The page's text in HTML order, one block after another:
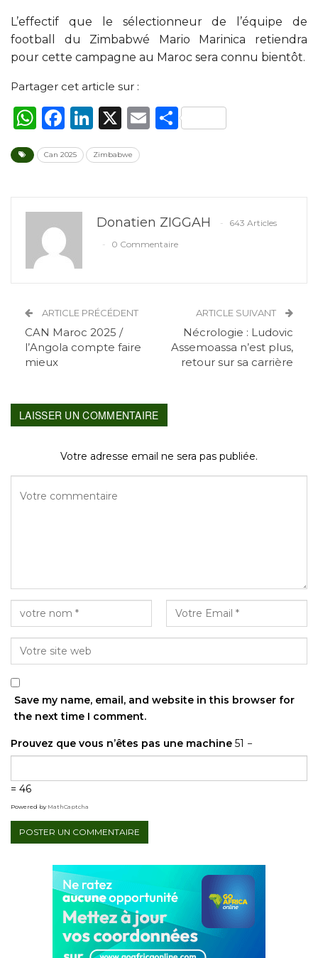
L’effectif que le sélectionneur de l’équipe de
football du Zimbabwé Mario Marinica retiendra
pour cette campagne au Maroc sera connu bientôt.
Partager cet article sur :
WhatsApp
Facebook
LinkedIn
X EmailPartager
Can 2025 Zimbabwe
Donatien ZIGGAH
643 Articles
0 Commentaire
ARTICLE PRÉCÉDENT
CAN Maroc 2025 /
l’Angola compte faire
mieux
ARTICLE SUIVANT
Nécrologie : Ludovic
Assemoassa n’est plus,
retour sur sa carrière
LAISSER UN COMMENTAIRE
Votre adresse email ne sera pas publiée.
Save my name, email, and website in this browser for
the next time I comment.
Prouvez que vous n’êtes pas une machine 51 −
= 46
Powered by MathCaptcha